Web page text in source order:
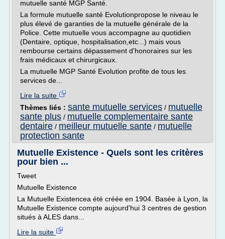
mutuelle santé MGP Santé.
La formule mutuelle santé Evolutionpropose le niveau le
plus élevé de garanties de la mutuelle générale de la
Police. Cette mutuelle vous accompagne au quotidien
(Dentaire, optique, hospitalisation,etc...) mais vous
rembourse certains dépassement d'honoraires sur les
frais médicaux et chirurgicaux.
La mutuelle MGP Santé Evolution profite de tous les
services de...
Lire la suite
Thèmes liés : sante mutuelle services / mutuelle
sante plus / mutuelle complementaire sante
dentaire / meilleur mutuelle sante / mutuelle
protection sante
Mutuelle Existence - Quels sont les critères
pour bien ...
Tweet
Mutuelle Existence
La Mutuelle Existencea été créée en 1904. Basée à Lyon, la
Mutuelle Existence compte aujourd'hui 3 centres de gestion
situés à ALES dans...
Lire la suite